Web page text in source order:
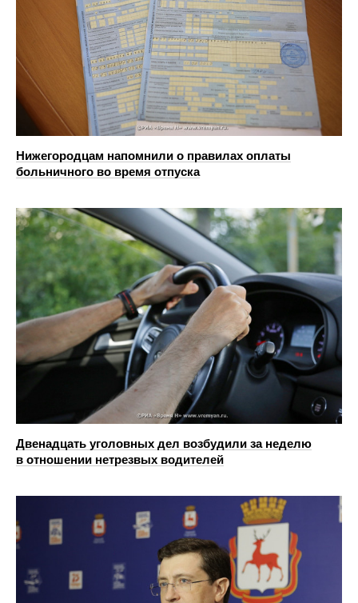
Нижегородцам напомнили о правилах оплаты
больничного во время отпуска
Двенадцать уголовных дел возбудили за неделю
в отношении нетрезвых водителей